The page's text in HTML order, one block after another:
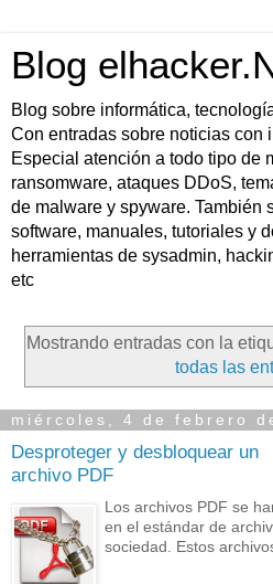
Blog
Blog sobre informática,
Con entradas sobre noticias con
Especial atención a todo tipo de
ransomware, ataques DDoS,
de malware y spyware. También
software, manuales, tutoriales y
herramientas de sysadmin,
etc
Mostrando entradas con la
todas las
miércoles, 4 de febrero
Desproteger y desbloquear un
archivo PDF
Los archivos PDF se
en el estándar de
sociedad. Estos